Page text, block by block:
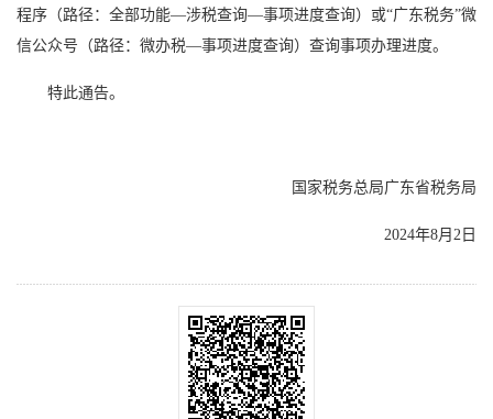
程序（路径：全部功能—涉税查询—事项进度查询）或“广东税务”微
信公众号（路径：微办税—事项进度查询）查询事项办理进度。
特此通告。
国家税务总局广东省税务局
2024年8月2日